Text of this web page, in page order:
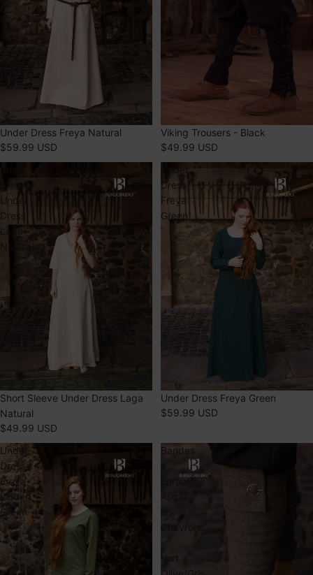
PROMOTION
Under Dress Freya Natural
$59.99 USD
Viking Trousers - Black
$49.99 USD
Sleeve
Under
Dress
Laga
Natural
Short Sleeve Under Dress Laga
Natural
$49.99 USD
Dress
Freya
Green
ÉPUISÉ
Under Dress Freya Green
$59.99 USD
Under
Dress
Freya
Linden
Green
Bandes
Enrouler